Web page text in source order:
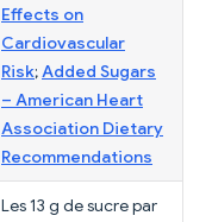
Effects on
Cardiovascular
Risk;Added Sugars
– American Heart
Association Dietary
Recommendations
Les 13 g de sucre par